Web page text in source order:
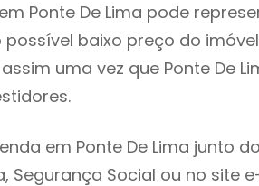
Ponte De Lima pode
baixo preço do
uma vez que Ponte De
em Ponte De Lima junto
Segurança Social ou no site